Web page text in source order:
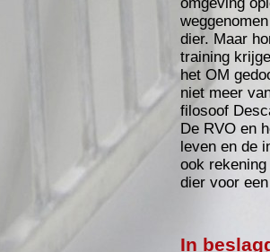
dier. Maar
training
het OM
niet meer
filosoof
De RVO en
leven en de
ook
dier voor
In